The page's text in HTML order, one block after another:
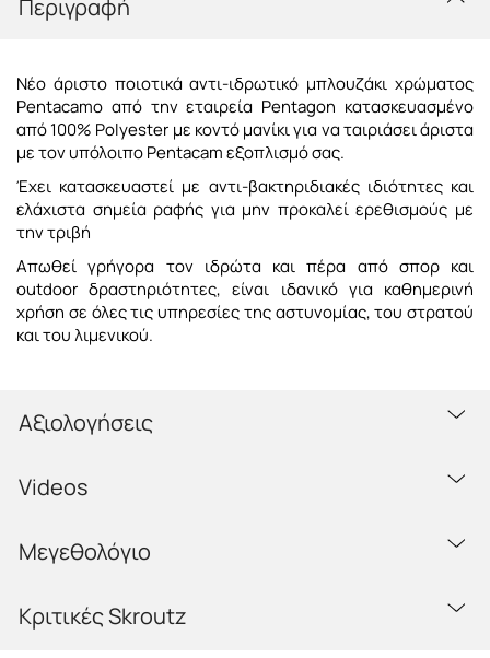
Περιγραφή
Νέο άριστο ποιοτικά αντι-ιδρωτικό μπλουζάκι χρώματος
Pentacamo από την εταιρεία Pentagon κατασκευασμένο
από 100% Polyester με κοντό μανίκι για να ταιριάσει άριστα
με τον υπόλοιπο Pentacam εξοπλισμό σας.
Έχει κατασκευαστεί με αντι-βακτηριδιακές ιδιότητες και
ελάχιστα σημεία ραφής για μην προκαλεί ερεθισμούς με
την τριβή
Απωθεί γρήγορα τον ιδρώτα και πέρα από σπορ και
outdoor δραστηριότητες, είναι ιδανικό για καθημερινή
χρήση σε όλες τις υπηρεσίες της αστυνομίας, του στρατού
και του λιμενικού.
Αξιολογήσεις
Videos
Μεγεθολόγιο
Κριτικές Skroutz